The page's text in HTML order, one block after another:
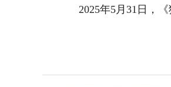
2025年5月31日，《